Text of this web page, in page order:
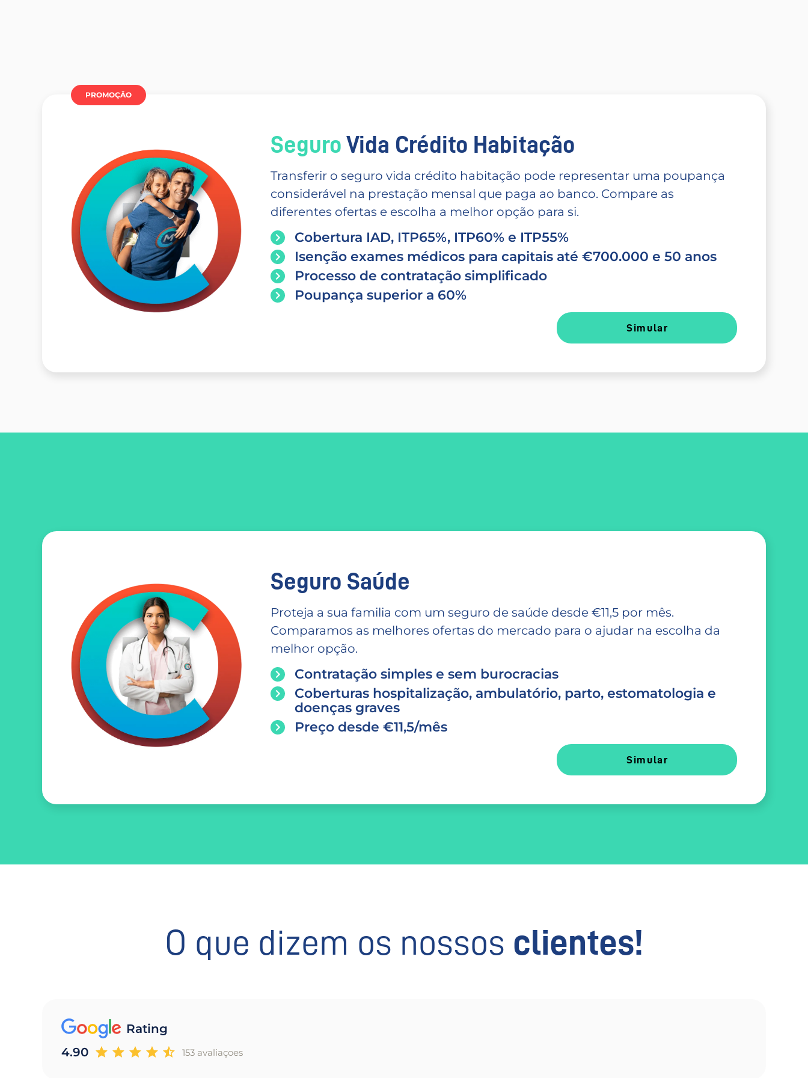
PROMOÇÂO
Seguro Vida Crédito Habitação
Transferir o seguro vida crédito habitação pode representar uma poupança
considerável na prestação mensal que paga ao banco. Compare as
diferentes ofertas e escolha a melhor opção para si.
Cobertura IAD, ITP65%, ITP60% e ITP55%
Isenção exames médicos para capitais até €700.000 e 50 anos
Processo de contratação simplificado
Poupança superior a 60%
Simular
Seguro Saúde
Proteja a sua familia com um seguro de saúde desde €11,5 por mês.
Comparamos as melhores ofertas do mercado para o ajudar na escolha da
melhor opção.
Contratação simples e sem burocracias
Coberturas hospitalização, ambulatório, parto, estomatologia e
doenças graves
Preço desde €11,5/mês
Simular
O que dizem os nossos clientes!
Rating
4.90
153 avaliaçoes